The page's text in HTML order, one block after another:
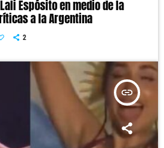
Espósito en medio de la
a la Argentina
2
insert_link